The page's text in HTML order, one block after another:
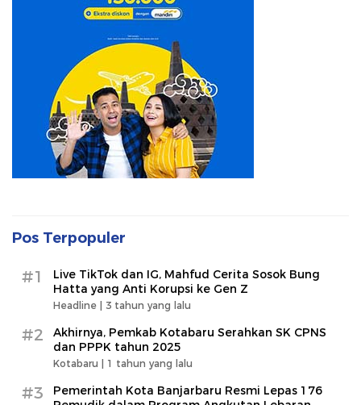
Pos Terpopuler
#1
Live TikTok dan IG, Mahfud Cerita Sosok Bung
Hatta yang Anti Korupsi ke Gen Z
Headline | 3 tahun yang lalu
#2
Akhirnya, Pemkab Kotabaru Serahkan SK CPNS
dan PPPK tahun 2025
Kotabaru | 1 tahun yang lalu
#3
Pemerintah Kota Banjarbaru Resmi Lepas 176